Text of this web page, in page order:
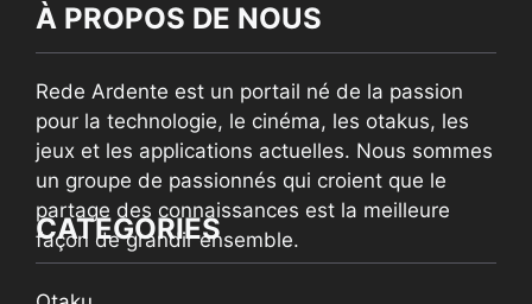
À PROPOS DE NOUS
Rede Ardente est un portail né de la passion
pour la technologie, le cinéma, les otakus, les
jeux et les applications actuelles. Nous sommes
un groupe de passionnés qui croient que le
partage des connaissances est la meilleure
façon de grandir ensemble.
CATEGORIES